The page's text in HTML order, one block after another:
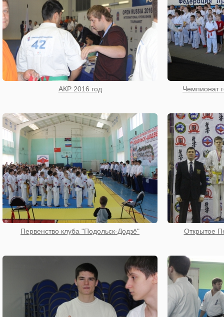
АКР 2016 год Чемпионат
Первенство клуба "Подольск-Додзё" Открытое